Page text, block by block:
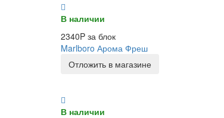
В наличии
2340P за блок
Marlboro Арома Фреш
Отложить в магазине
В наличии